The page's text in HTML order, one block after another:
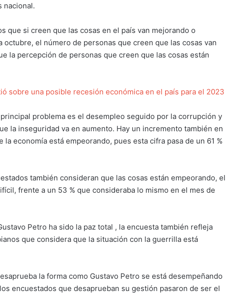
nacional.
que si creen que las cosas en el país van mejorando o
el número de personas que creen que las cosas van
la percepción de personas que creen que las cosas están
sobre una posible recesión económica en el país para el 2023
problema es el desempleo seguido por la corrupción y
la inseguridad va en aumento. Hay un incremento también en
economía está empeorando, pues esta cifra pasa de un 61 %
también consideran que las cosas están empeorando, el
frente a un 53 % que consideraba lo mismo en el mes de
Petro ha sido la paz total , la encuesta también refleja
que considera que la situación con la guerrilla está
la forma como Gustavo Petro se está desempeñando
encuestados que desaprueban su gestión pasaron de ser el